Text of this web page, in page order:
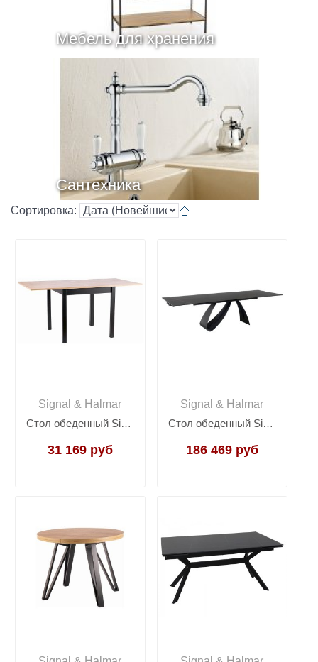
Мебель для хранения
Сантехника
Сортировка:
Signal & Halmar
Стол обеденный Signal FLIP раскладной (дуб артизан/черный)
31 169 руб
Signal & Halmar
Стол обеденный Signal DIUNA CERAMIC раскладной (черный мат)
186 469 руб